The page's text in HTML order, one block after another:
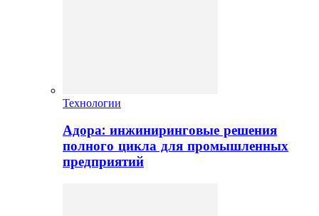
Технологии
Адора: инжиниринговые решения
полного цикла для промышленных
предприятий